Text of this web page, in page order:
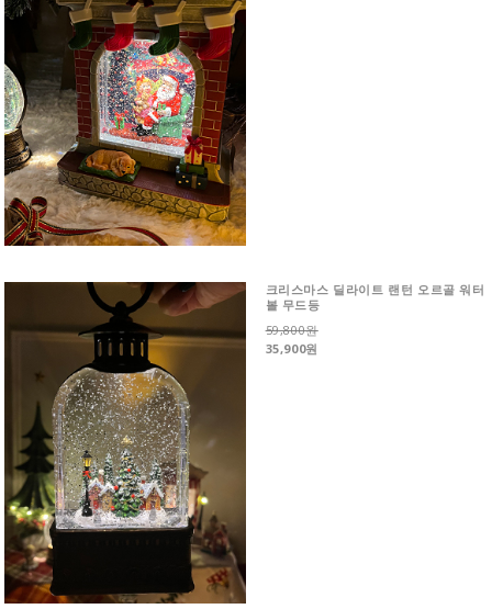
크리스마스 딜라이트 랜턴 오르골 워터
볼 무드등
59,800원
35,900원